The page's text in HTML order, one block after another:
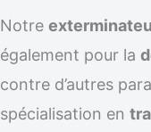
Notre
également pour la
contre d’autres
spécialisation en